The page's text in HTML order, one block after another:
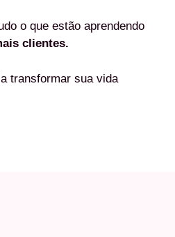
o que estão aprendendo
clientes.
transformar sua vida